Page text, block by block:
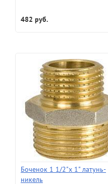
482 руб.
Боченок 1 1/2"х 1" латунь-
никель